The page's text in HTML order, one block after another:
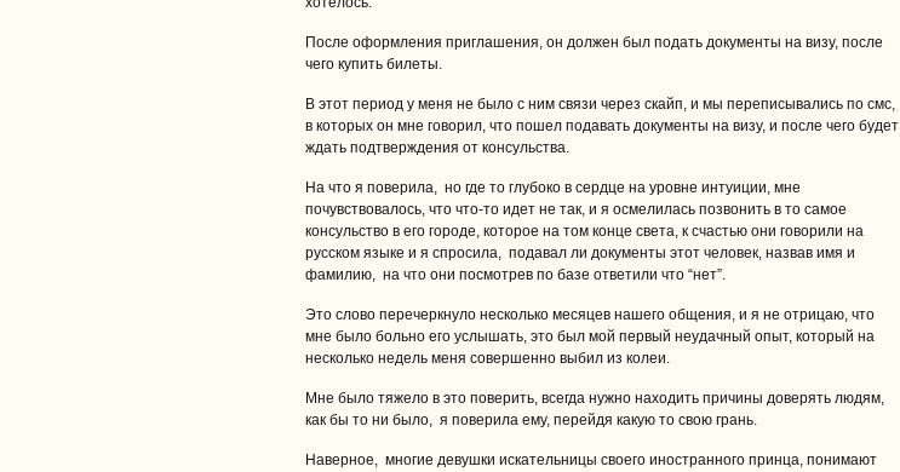
После оформления приглашения, он должен был подать документы на визу, после
чего купить билеты.
В этот период у меня не было с ним связи через скайп, и мы переписывались по смс,
в которых он мне говорил, что пошел подавать документы на визу, и после чего будет
ждать подтверждения от консульства.
На что я поверила, но где то глубоко в сердце на уровне интуиции, мне
почувствовалось, что что-то идет не так, и я осмелилась позвонить в то самое
консульство в его городе, которое на том конце света, к счастью они говорили на
русском языке и я спросила, подавал ли документы этот человек, назвав имя и
фамилию, на что они посмотрев по базе ответили что “нет”.
Это слово перечеркнуло несколько месяцев нашего общения, и я не отрицаю, что
мне было больно его услышать, это был мой первый неудачный опыт, который на
несколько недель меня совершенно выбил из колеи.
Мне было тяжело в это поверить, всегда нужно находить причины доверять людям,
как бы то ни было, я поверила ему, перейдя какую то свою грань.
Наверное, многие девушки искательницы своего иностранного принца, понимают